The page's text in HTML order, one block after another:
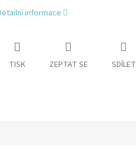
informace
TISK ZEPTAT SE SDÍLET